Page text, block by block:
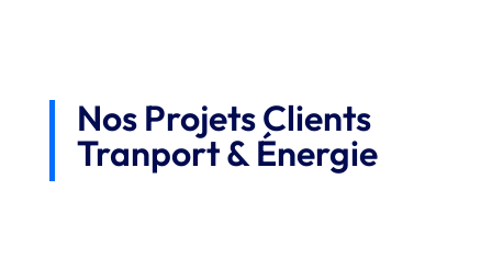
Nos Projets Clients
Tranport &Énergie